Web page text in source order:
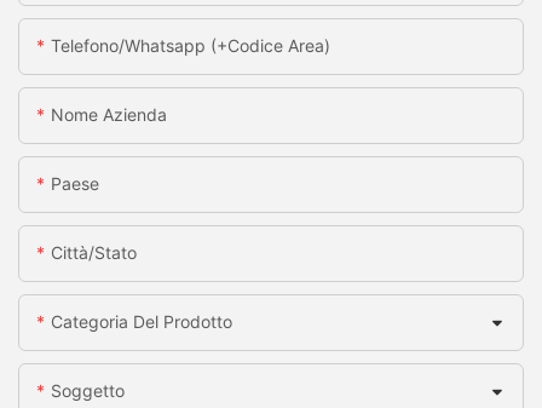
Telefono/whatsapp (+codice Area)
Nome Azienda
Paese
Città/stato
Categoria Del Prodotto
Soggetto